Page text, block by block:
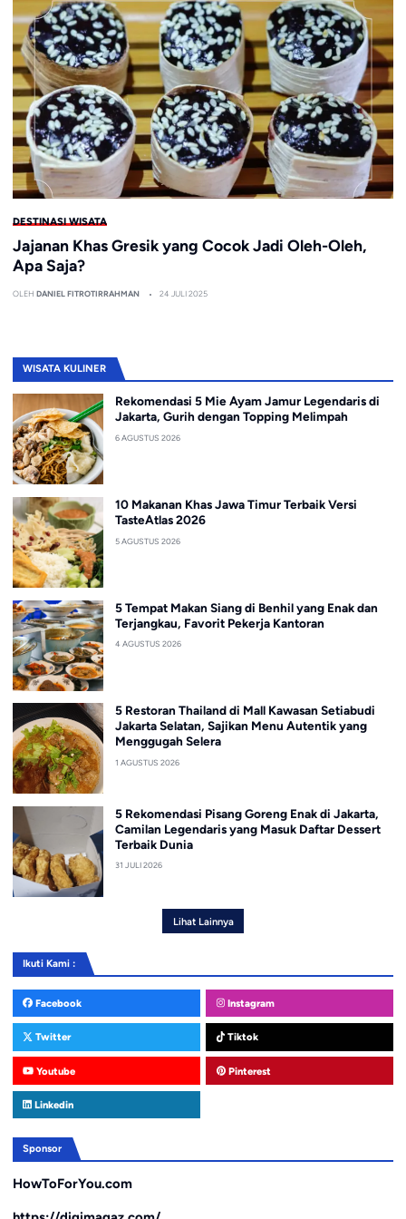
DESTINASI WISATA
Jajanan Khas Gresik yang Cocok Jadi Oleh-Oleh,
Apa Saja?
OLEH DANIEL FITROTIRRAHMAN 24 JULI 2025
WISATA KULINER
Rekomendasi 5 Mie Ayam Jamur Legendaris di
Jakarta, Gurih dengan Topping Melimpah
6 AGUSTUS 2026
10 Makanan Khas Jawa Timur Terbaik Versi
TasteAtlas 2026
5 AGUSTUS 2026
5 Tempat Makan Siang di Benhil yang Enak dan
Terjangkau, Favorit Pekerja Kantoran
4 AGUSTUS 2026
5 Restoran Thailand di Mall Kawasan Setiabudi
Jakarta Selatan, Sajikan Menu Autentik yang
Menggugah Selera
1 AGUSTUS 2026
5 Rekomendasi Pisang Goreng Enak di Jakarta,
Camilan Legendaris yang Masuk Daftar Dessert
Terbaik Dunia
31 JULI 2026
Lihat Lainnya
Ikuti Kami :
Facebook Instagram
Twitter Tiktok
Youtube Pinterest
Linkedin
Sponsor
HowToForYou.com